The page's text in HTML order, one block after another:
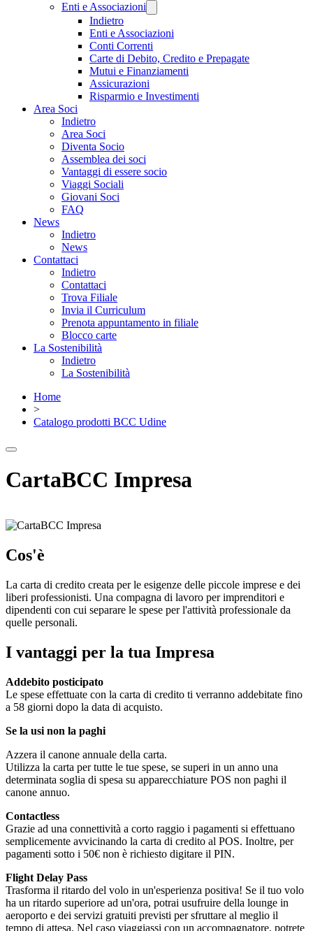
Enti e Associazioni
Indietro
Enti e Associazioni
Conti Correnti
Carte di Debito, Credito e Prepagate
Mutui e Finanziamenti
Assicurazioni
Risparmio e Investimenti
Area Soci
Indietro
Area Soci
Diventa Socio
Assemblea dei soci
Vantaggi di essere socio
Viaggi Sociali
Giovani Soci
FAQ
News
Indietro
News
Contattaci
Indietro
Contattaci
Trova Filiale
Invia il Curriculum
Prenota appuntamento in filiale
Blocco carte
La Sostenibilità
Indietro
La Sostenibilità
Home
>
Catalogo prodotti BCC Udine
CartaBCC Impresa
Cos'è
La carta di credito creata per le esigenze delle piccole imprese e dei
liberi professionisti. Una compagna di lavoro per imprenditori e
dipendenti con cui separare le spese per l'attività professionale da
quelle personali.
I vantaggi per la tua Impresa
Addebito posticipato
Le spese effettuate con la carta di credito ti verranno addebitate fino
a 58 giorni dopo la data di acquisto.
Se la usi non la paghi
Azzera il canone annuale della carta.
Utilizza la carta per tutte le tue spese, se superi in un anno una
determinata soglia di spesa su apparecchiature POS non paghi il
canone annuo.
Contactless
Grazie ad una connettività a corto raggio i pagamenti si effettuano
semplicemente avvicinando la carta di credito al POS. Inoltre, per
pagamenti sotto i 50€ non è richiesto digitare il PIN.
Flight Delay Pass
Trasforma il ritardo del volo in un'esperienza positiva! Se il tuo volo
ha un ritardo superiore ad un'ora, potrai usufruire della lounge in
aeroporto e dei servizi gratuiti previsti per sfruttare al meglio il
tempo di attesa. Nel caso viaggiassi con un accompagnatore, potrete